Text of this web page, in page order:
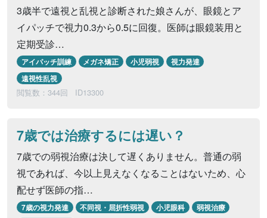
3歳半で遠視と乱視と診断された娘さんが、眼鏡とア
イパッチで視力0.3から0.5に回復。医師は眼鏡装用と
定期受診…
アイパッチ訓練 メガネ矯正 小児弱視
視力発達
遠視性乱視
閲覧数：344回 ID13300
7歳では治療するには遅い？
7歳での弱視治療は決して遅くありません。普通の弱
視であれば、今以上見えなくなることはないため、心
配せず医師の指…
7歳の視力発達 不同視・屈折性弱視 小児眼科
弱視治療